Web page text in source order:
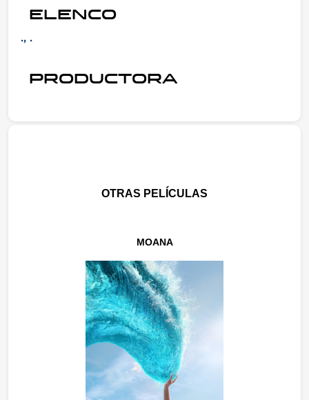
ELENCO
., .
PRODUCTORA
OTRAS PELÍCULAS
MOANA